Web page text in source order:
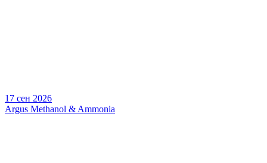
17 сен 2026
Argus Methanol & Ammonia